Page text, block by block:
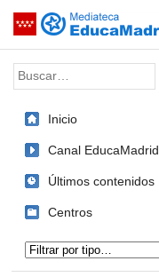
Saltar navegación
Palabra o frase:
Inicio
Canal EducaMadrid
Últimos contenidos
Centros